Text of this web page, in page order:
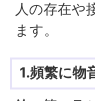
人の存在や
ます。
1.頻繁に物